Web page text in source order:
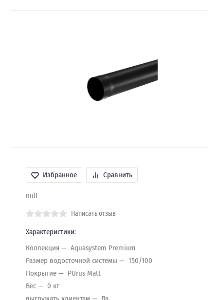
Избранное Сравнить
null
Написать отзыв
Характеристики:
Коллекция
Aquasystem Premium
Размер водосточной системы
150/100
Покрытие
PUrus Matt
Вес
0 кг